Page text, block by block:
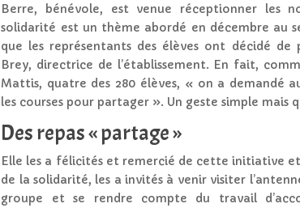
Berre, bénévole, est venue réceptionner les
solidarité est un thème abordé en décembre au
que les représentants des élèves ont décidé de
Brey, directrice de l’établissement. En fait,
Mattis, quatre des 280 élèves, « on a demandé
les courses pour partager ». Un geste simple mais
Des repas « partage »
Elle les a félicités et remercié de cette initiative
de la solidarité, les a invités à venir visiter
groupe et se rendre compte du travail